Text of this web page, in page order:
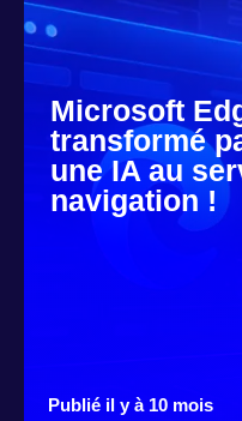
Microsoft
transformé
une IA au
navigation !
Publié il y à 10 mois